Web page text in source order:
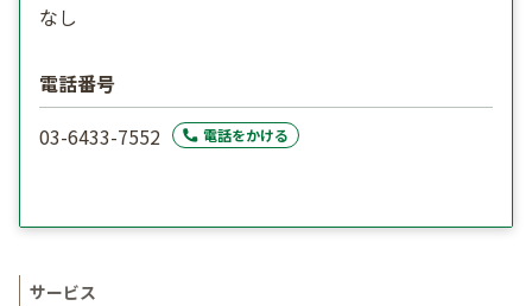
なし
電話番号
03-6433-7552
電話をかける
サービス